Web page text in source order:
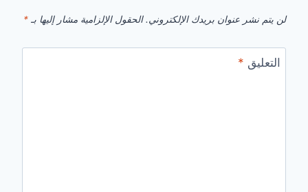
لن يتم نشر عنوان بريدك الإلكتروني. الحقول الإلزامية مشار إليها بـ *
التعليق *